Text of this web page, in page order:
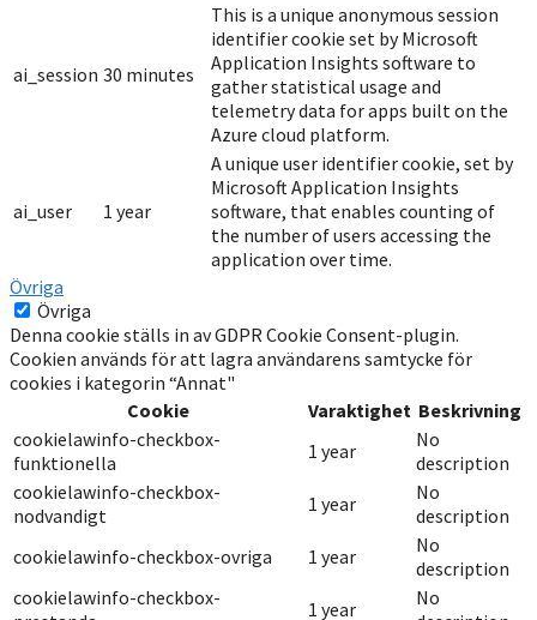
ai_session 30 minutes
This is a unique anonymous session
identifier cookie set by Microsoft
Application Insights software to
gather statistical usage and
telemetry data for apps built on the
Azure cloud platform.
ai_user 1 year
A unique user identifier cookie, set by
Microsoft Application Insights
software, that enables counting of
the number of users accessing the
application over time.
Övriga
Övriga
Denna cookie ställs in av GDPR Cookie Consent-plugin.
Cookien används för att lagra användarens samtycke för
cookies i kategorin “Annat"
Cookie
Varaktighet Beskrivning
cookielawinfo-checkbox-
funktionella
1 year
No
description
cookielawinfo-checkbox-
nodvandigt
1 year
No
description
cookielawinfo-checkbox-ovriga
1 year
No
description
cookielawinfo-checkbox-
1 year
No